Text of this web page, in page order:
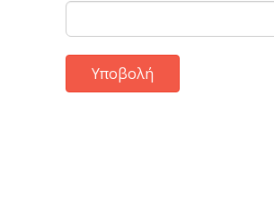
Υποβολή